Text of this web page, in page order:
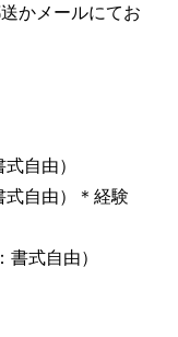
かメールにてお
自由）
式自由）＊経験
式自由）